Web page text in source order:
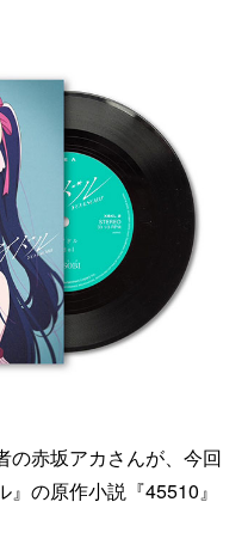
の赤坂アカさんが、今回
の原作小説『45510』